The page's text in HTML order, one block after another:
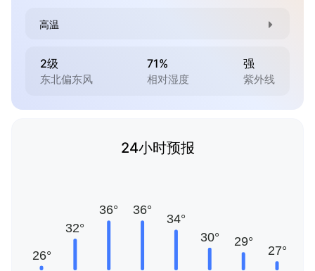
高温
2级
东北偏东风
71%
相对湿度
强
紫外线
24小时预报